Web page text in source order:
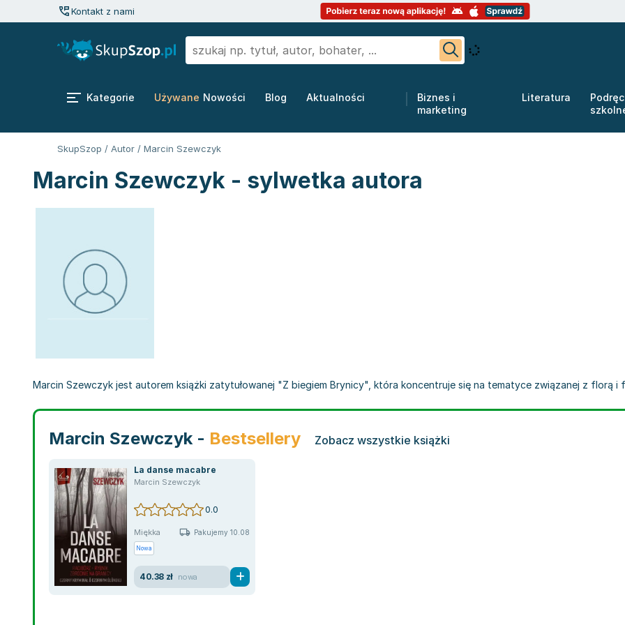
Kontakt z nami
Kategorie Używane Nowości Blog Aktualności
Biznes i
marketing
Literatura
SkupSzop / Autor / Marcin Szewczyk
Marcin Szewczyk - sylwetka autora
Marcin Szewczyk jest autorem książki zatytułowanej "Z biegiem Brynicy", która koncentruje się na tematyce związanej z florą i
Marcin Szewczyk - Bestsellery Zobacz wszystkie książki
La danse macabre
Marcin Szewczyk
0.0
Miękka Pakujemy 10.08
Nowa
40.38 zł nowa